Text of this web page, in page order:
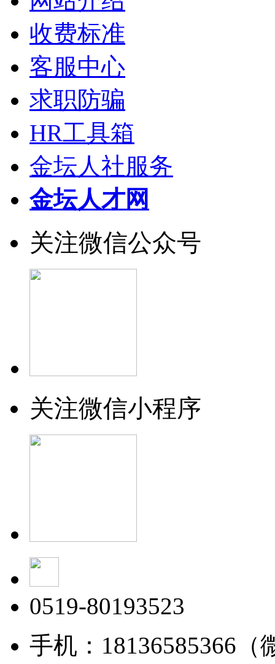
收费标准
客服中心
求职防骗
HR工具箱
金坛人社服务
金坛人才网
关注微信公众号
关注微信小程序
0519-80193523
手机：18136585366（